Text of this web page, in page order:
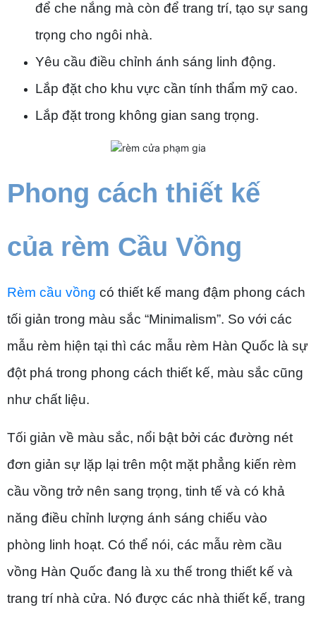
để che nắng mà còn để trang trí, tạo sự sang
trọng cho ngôi nhà.
Yêu cầu điều chỉnh ánh sáng linh động.
Lắp đặt cho khu vực cần tính thẩm mỹ cao.
Lắp đặt trong không gian sang trọng.
Phong cách thiết kế
của rèm Cầu Vồng
Rèm cầu vồng có thiết kế mang đậm phong cách
tối giản trong màu sắc “Minimalism”. So với các
mẫu rèm hiện tại thì các mẫu rèm Hàn Quốc là sự
đột phá trong phong cách thiết kế, màu sắc cũng
như chất liệu.
Tối giản về màu sắc, nổi bật bởi các đường nét
đơn giản sự lặp lại trên một mặt phẳng kiến rèm
cầu vồng trở nên sang trọng, tinh tế và có khả
năng điều chỉnh lượng ánh sáng chiếu vào
phòng linh hoạt. Có thể nói, các mẫu rèm cầu
vồng Hàn Quốc đang là xu thế trong thiết kế và
trang trí nhà cửa. Nó được các nhà thiết kế, trang